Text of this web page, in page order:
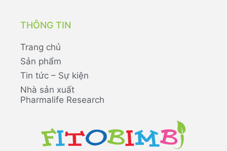
THÔNG TIN
Trang chủ
Sản phẩm
Tin tức – Sự kiện
Nhà sản xuất
Pharmalife Research